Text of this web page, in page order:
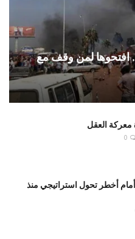
افتحوها لمن وقف مع
معركة العقل
0
أخطر تحول استراتيجي منذ